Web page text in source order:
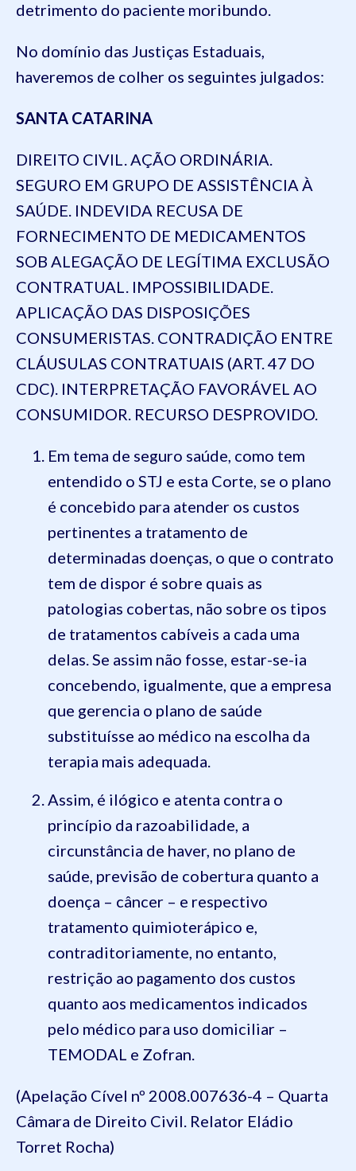
detrimento do paciente moribundo.
No domínio das Justiças Estaduais,
haveremos de colher os seguintes julgados:
SANTA CATARINA
DIREITO CIVIL. AÇÃO ORDINÁRIA.
SEGURO EM GRUPO DE ASSISTÊNCIA À
SAÚDE. INDEVIDA RECUSA DE
FORNECIMENTO DE MEDICAMENTOS
SOB ALEGAÇÃO DE LEGÍTIMA EXCLUSÃO
CONTRATUAL. IMPOSSIBILIDADE.
APLICAÇÃO DAS DISPOSIÇÕES
CONSUMERISTAS. CONTRADIÇÃO ENTRE
CLÁUSULAS CONTRATUAIS (ART. 47 DO
CDC). INTERPRETAÇÃO FAVORÁVEL AO
CONSUMIDOR. RECURSO DESPROVIDO.
Em tema de seguro saúde, como tem
entendido o STJ e esta Corte, se o plano
é concebido para atender os custos
pertinentes a tratamento de
determinadas doenças, o que o contrato
tem de dispor é sobre quais as
patologias cobertas, não sobre os tipos
de tratamentos cabíveis a cada uma
delas. Se assim não fosse, estar-se-ia
concebendo, igualmente, que a empresa
que gerencia o plano de saúde
substituísse ao médico na escolha da
terapia mais adequada.
Assim, é ilógico e atenta contra o
princípio da razoabilidade, a
circunstância de haver, no plano de
saúde, previsão de cobertura quanto a
doença – câncer – e respectivo
tratamento quimioterápico e,
contraditoriamente, no entanto,
restrição ao pagamento dos custos
quanto aos medicamentos indicados
pelo médico para uso domiciliar –
TEMODAL e Zofran.
(Apelação Cível nº 2008.007636-4 – Quarta
Câmara de Direito Civil. Relator Eládio
Torret Rocha)